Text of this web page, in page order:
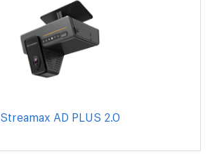
Streamax AD PLUS 2.0